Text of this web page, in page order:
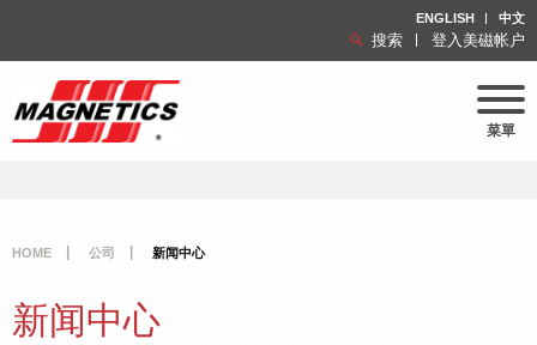
ENGLISH 中文
搜索 登入美磁帐户
菜單
HOME 公司 新闻中心
新闻中心